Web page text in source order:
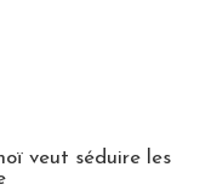
veut séduire les